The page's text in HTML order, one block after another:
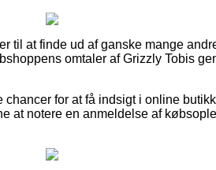
til at finde ud af ganske mange
omtaler af Grizzly Tobis
for at få indsigt i online
at notere en anmeldelse af